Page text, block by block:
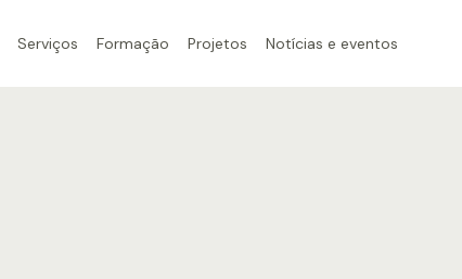
Serviços Formação Projetos Notícias e eventos